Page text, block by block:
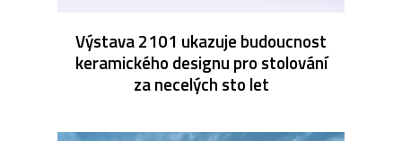
Výstava 2101 ukazuje budoucnost
keramického designu pro stolování
za necelých sto let